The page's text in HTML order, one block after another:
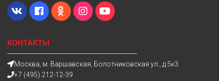
КОНТАКТЫ
Москва, м. Варшавская, Болотниковская ул., д.5к3
+7 (495) 212-12-39